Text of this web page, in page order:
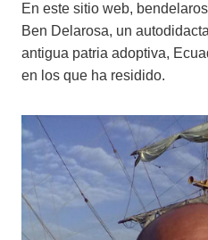
En este sitio web,
Ben Delarosa, un
antigua patria adoptiva,
en los que ha residido.